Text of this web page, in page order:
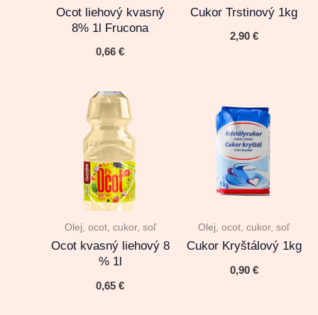
Ocot liehový kvasný
8% 1l Frucona
0,66€
Cukor Trstinový 1kg
2,90 €
Olej, ocot, cukor, soľ
Ocot kvasný liehový 8
% 1l
0,65€
Olej, ocot, cukor, soľ
Cukor Kryštálový 1kg
0,90 €